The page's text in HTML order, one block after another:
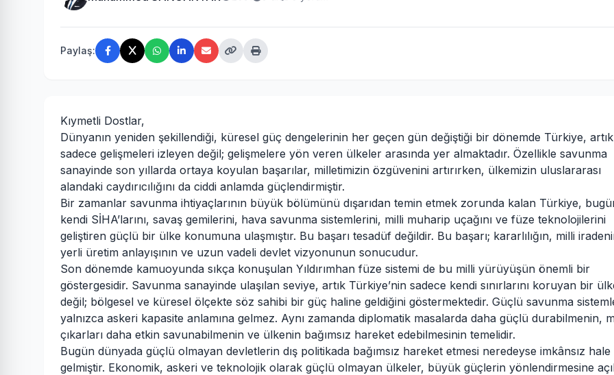
Paylaş:
Kıymetli Dostlar,
Dünyanın yeniden şekillendiği, küresel güç dengelerinin her geçen gün değiştiği bir dönemde Türkiye, artık
sadece gelişmeleri izleyen değil; gelişmelere yön veren ülkeler arasında yer almaktadır. Özellikle savunma
sanayinde son yıllarda ortaya koyulan başarılar, milletimizin özgüvenini artırırken, ülkemizin uluslararası
alandaki caydırıcılığını da ciddi anlamda güçlendirmiştir.
Bir zamanlar savunma ihtiyaçlarının büyük bölümünü dışarıdan temin etmek zorunda kalan Türkiye,
kendi SİHA’larını, savaş gemilerini, hava savunma sistemlerini, milli muharip uçağını ve füze teknolojilerini
geliştiren güçlü bir ülke konumuna ulaşmıştır. Bu başarı tesadüf değildir. Bu başarı; kararlılığın, milli
yerli üretim anlayışının ve uzun vadeli devlet vizyonunun sonucudur.
Son dönemde kamuoyunda sıkça konuşulan Yıldırımhan füze sistemi de bu milli yürüyüşün önemli bir
göstergesidir. Savunma sanayinde ulaşılan seviye, artık Türkiye’nin sadece kendi sınırlarını koruyan bir
değil; bölgesel ve küresel ölçekte söz sahibi bir güç haline geldiğini göstermektedir. Güçlü savunma
yalnızca askeri kapasite anlamına gelmez. Aynı zamanda diplomatik masalarda daha güçlü durabilmenin,
çıkarları daha etkin savunabilmenin ve ülkenin bağımsız hareket edebilmesinin temelidir.
Bugün dünyada güçlü olmayan devletlerin dış politikada bağımsız hareket etmesi neredeyse imkânsız hale
gelmiştir. Ekonomik, askeri ve teknolojik olarak güçlü olmayan ülkeler, büyük güçlerin yönlendirmesine